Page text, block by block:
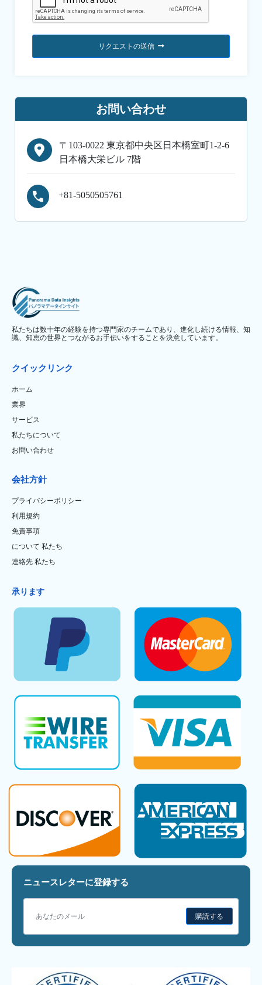
リクエストの送信
お問い合わせ
〒103-0022 東京都中央区日本橋室町1-2-6
日本橋大栄ビル 7階
+81-5050505761
私たちは数十年の経験を持つ専門家のチームであり、進化し続ける情報、知
識、知恵の世界とつながるお手伝いをすることを決意しています。
クイックリンク
ホーム
業界
サービス
私たちについて
お問い合わせ
会社方針
プライバシーポリシー
利用規約
免責事項
について 私たち
連絡先 私たち
承ります
ニュースレターに登録する
購読する